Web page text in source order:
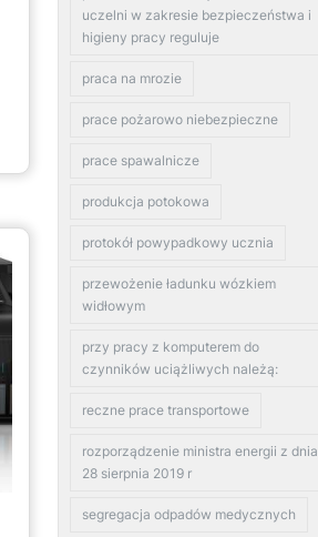
uczelni w zakresie bezpieczeństwa i
higieny pracy reguluje
praca na mrozie
prace pożarowo niebezpieczne
prace spawalnicze
produkcja potokowa
protokół powypadkowy ucznia
przewożenie ładunku wózkiem
widłowym
przy pracy z komputerem do
czynników uciążliwych należą:
reczne prace transportowe
rozporządzenie ministra energii z dnia
28 sierpnia 2019 r
segregacja odpadów medycznych